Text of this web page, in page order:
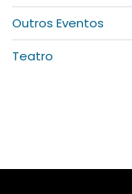
Outros Eventos
Teatro